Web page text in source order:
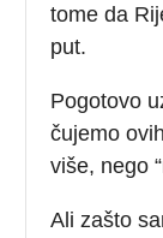
tome da
put.
Pogotovo
čujemo
više, nego
Ali zašto